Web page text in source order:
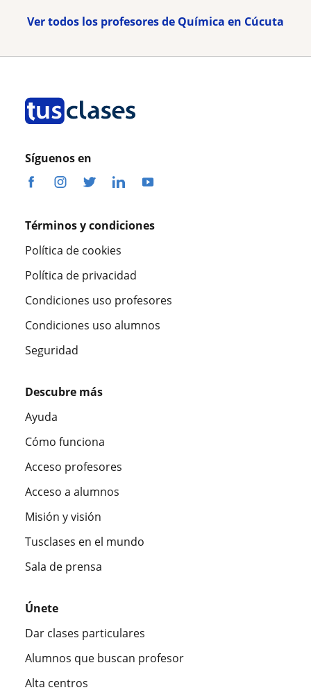
Ver todos los profesores de Química en Cúcuta
Síguenos en
Términos y condiciones
Política de cookies
Política de privacidad
Condiciones uso profesores
Condiciones uso alumnos
Seguridad
Descubre más
Ayuda
Cómo funciona
Acceso profesores
Acceso a alumnos
Misión y visión
Tusclases en el mundo
Sala de prensa
Únete
Dar clases particulares
Alumnos que buscan profesor
Alta centros